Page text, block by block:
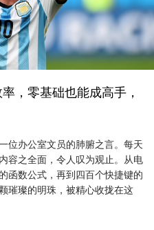
，零基础也能成高手，
位办公室文员的肺腑之言。每天
容之全面，令人叹为观止。从电
函数公式，再到四百个快捷键的
璀璨的明珠，被精心收拢在这